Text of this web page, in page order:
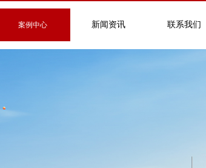
案例中心 新闻资讯 联系我们